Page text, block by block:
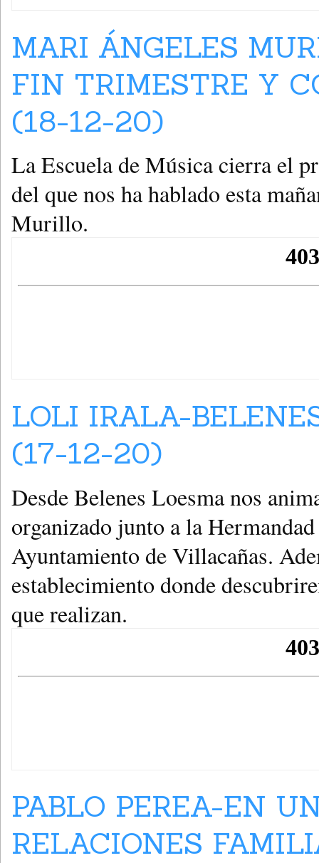
MARI ÁNGELES
FIN TRIMESTRE Y
(18-12-20)
La Escuela de Música cierra el
del que nos ha hablado esta
Murillo.
LOLI IRALA-
(17-12-20)
Desde Belenes Loesma nos
organizado junto a la
Ayuntamiento de Villacañas.
establecimiento donde
que realizan.
PABLO PEREA-EN
RELACIONES